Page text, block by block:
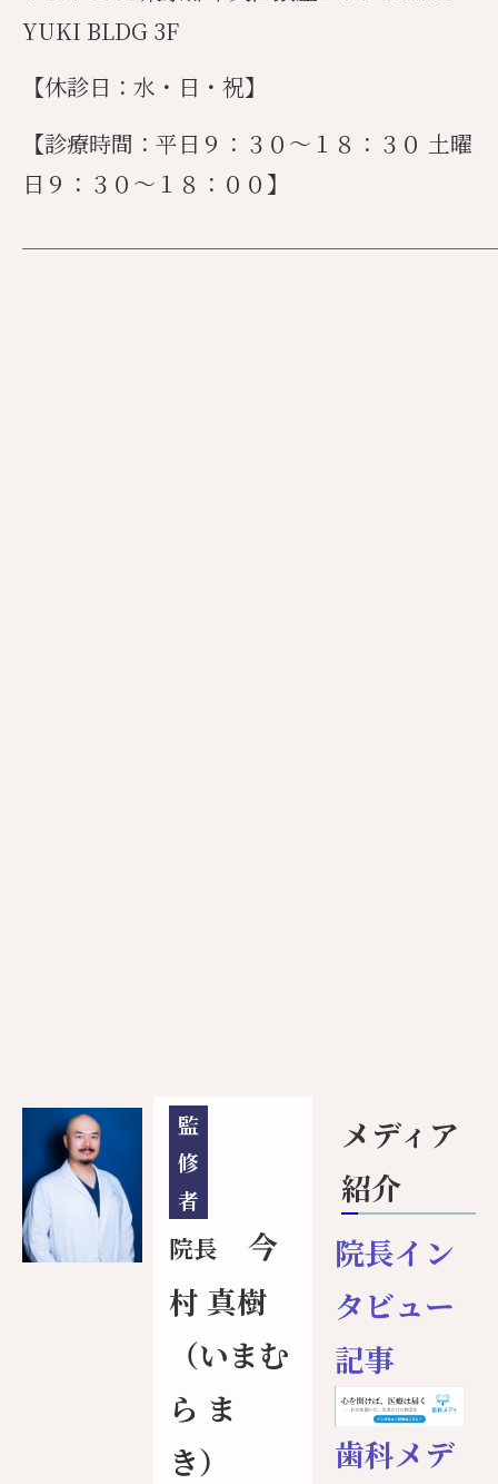
YUKI BLDG 3F
【休診日：水・日・祝】
【診療時間：平日９：３０〜１８：３０ 土曜
日９：３０〜１８：００】
監
修
者
院長
今
村 真樹
（いまむ
ら ま
き）
メディア
紹介
院長イン
タビュー
記事
歯科メデ